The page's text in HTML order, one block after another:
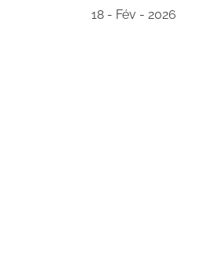
18 - Fév - 2026